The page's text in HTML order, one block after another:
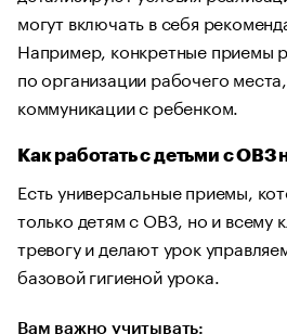
могут включать в себя
Например, конкретные приемы
по организации рабочего
коммуникации с ребенком.
Как работать с детьми с ОВЗ
Есть универсальные приемы,
только детям с ОВЗ, но и всему
тревогу и делают урок
базовой гигиеной урока.
Вам важно учитывать: